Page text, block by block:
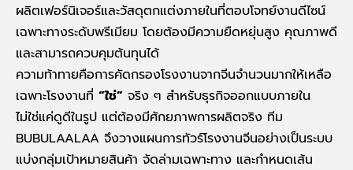
ผลิตเฟอร์นิเจอร์และวัสดุตกแต่งภายในที่ตอบโจทย์งานดีไซน์
เฉพาะทางระดับพรีเมียม โดยต้องมีความยืดหยุ่นสูง คุณภาพดี
และสามารถควบคุมต้นทุนได้
ความท้าทายคือการคัดกรองโรงงานจากจีนจำนวนมากให้เหลือ
เฉพาะโรงงานที่ “ใช่” จริง ๆ สำหรับธุรกิจออกแบบภายใน
ไม่ใช่แค่ดูดีในรูป แต่ต้องมีศักยภาพการผลิตจริง ทีม
BUBULAALAA จึงวางแผนการทัวร์โรงงานจีนอย่างเป็นระบบ
แบ่งกลุ่มเป้าหมายสินค้า จัดล่ามเฉพาะทาง และกำหนดเส้น